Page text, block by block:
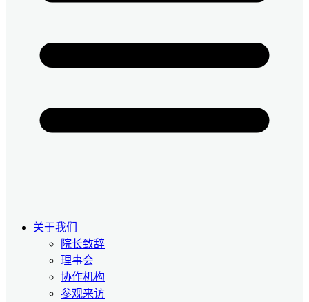
关于我们
院长致辞
理事会
协作机构
参观来访